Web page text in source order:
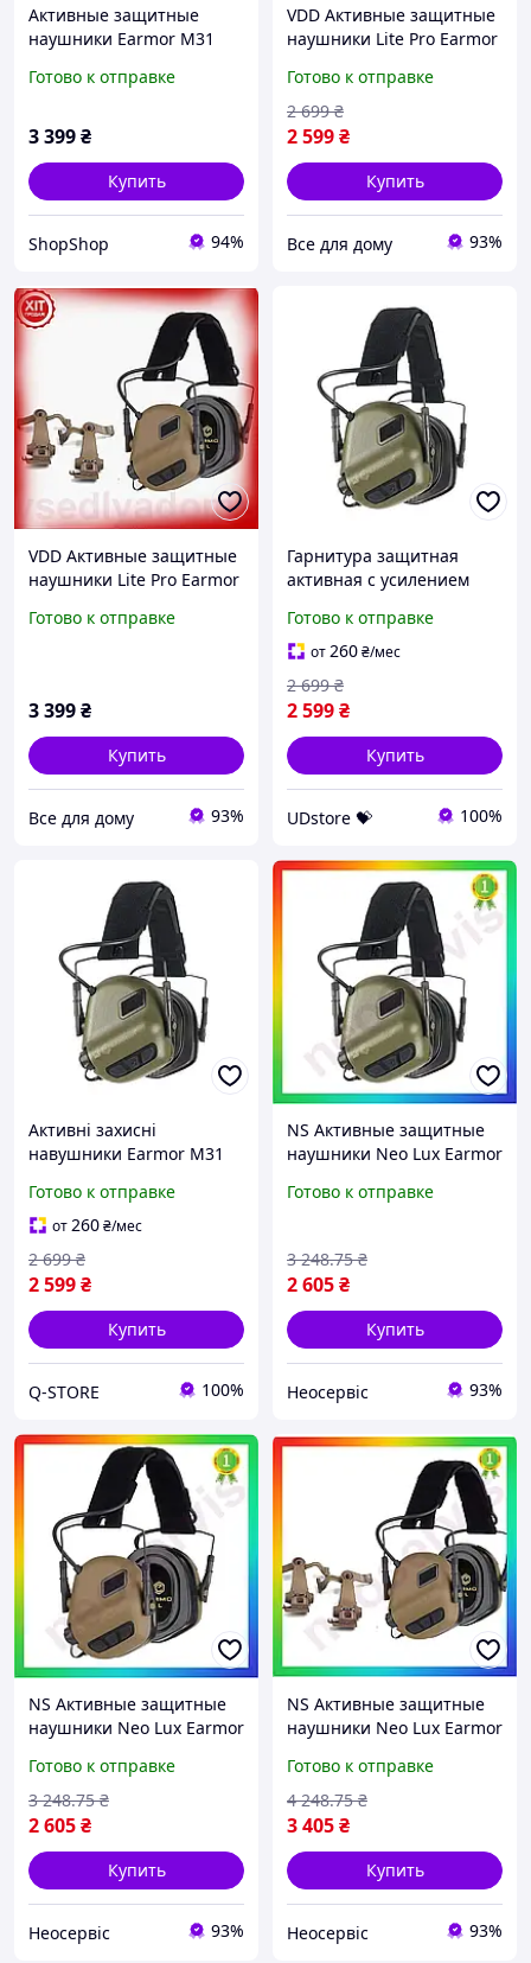
Активные защитные
наушники Earmor M31
Чебурашка Earmor M16A
Готово к отправке
3 399₴
Купить
ShopShop 94%
VDD Активные защитные
наушники Lite Pro Earmor
защиты слуха
шумоподавления
комфортны VDD11-
Готово к отправке
2 599₴
2 699 ₴
Купить
Все для дому 93%
VDD Активные защитные
наушники Lite Pro Earmor
Чебурашка для стрельбы
Готово к отправке
3 399₴
Купить
Все для дому 93%
Гарнитура защитная
активная с усилением
оливковая UDstore -store-
with-good-prices-
Готово к отправке
от260₴/мес
2 599₴
2 699 ₴
Купить
UDstore 💝 100%
Активні захисні
навушники Earmor M31
-shopping-without-
problems-
Готово к отправке
от260₴/мес
2 599₴
2 699 ₴
Купить
Q-STORE 100%
NS Активные защитные
наушники Neo Lux Earmor
стрельбы и охоты
25Neo-ss
Готово к отправке
2 605₴
3 248.75 ₴
Купить
Неосервіс 93%
NS Активные защитные
наушники Neo Lux Earmor
взрослых
шумоподавление
комфортные 25Neo-ss
Готово к отправке
2 605₴
3 248.75 ₴
Купить
Неосервіс 93%
NS Активные защитные
наушники Neo Lux Earmor
для стрельбы охоты и
защиты слуха 25Neo-ss
Готово к отправке
3 405₴
4 248.75 ₴
Купить
Неосервіс 93%